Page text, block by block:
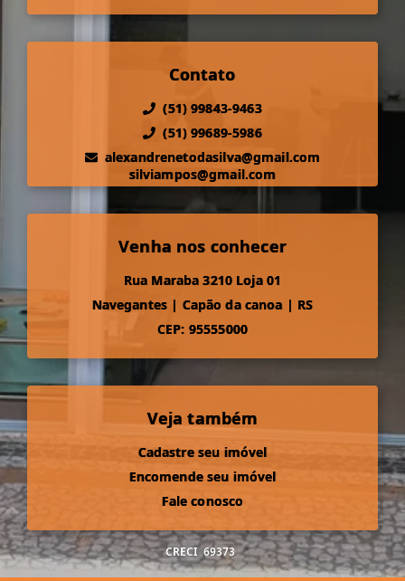
Contato
(51) 99843-9463
(51) 99689-5986
alexandrenetodasilva@gmail.com
silviampos@gmail.com
Venha nos conhecer
Rua Maraba 3210 Loja 01
Navegantes | Capão da canoa | RS
CEP: 95555000
Veja também
Cadastre seu imóvel
Encomende seu imóvel
Fale conosco
CRECI 69373